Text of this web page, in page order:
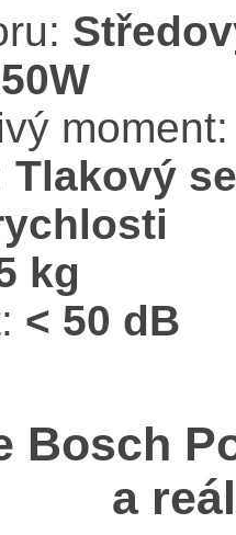
Tlakový
kg
< 50 dB
Bosch
a